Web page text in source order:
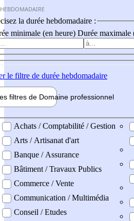
la durée hebdomadaire :
minimale (en heure) Durée maximale
le filtre de durée hebdomadaire
filtres de Domaine professionnel
professionel
Achats / Comptabilité / Gestion
Arts / Artisanat d'art
Banque / Assurance
Bâtiment / Travaux Publics
Commerce / Vente
Communication / Multimédia
Conseil / Etudes